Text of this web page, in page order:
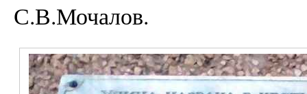
С.В.Мочалов.